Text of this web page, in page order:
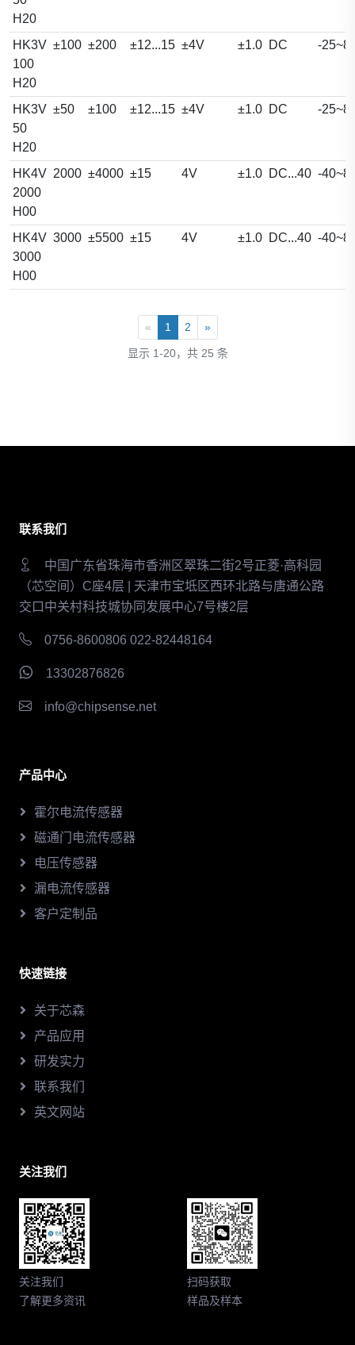
H20
HK3V
100
H20
±100 ±200 ±12...15 ±4V ±1.0 DC -
HK3V
50
H20
±50 ±100 ±12...15 ±4V ±1.0 DC -
HK4V
2000
H00
2000 ±4000 ±15 4V ±1.0 DC...40 -
HK4V
3000
H00
3000 ±5500 ±15 4V ±1.0 DC...40 -
« 1 2 »
显示 1-20，共 25 条
联系我们
中国广东省珠海市香洲区翠珠二街2号正菱·高科园
（芯空间）C座4层 | 天津市宝坻区西环北路与唐通公路
交口中关村科技城协同发展中心7号楼2层
0756-8600806 022-82448164
13302876826
info@chipsense.net
产品中心
霍尔电流传感器
磁通门电流传感器
电压传感器
漏电流传感器
客户定制品
快速链接
关于芯森
产品应用
研发实力
联系我们
英文网站
关注我们
关注我们
了解更多资讯
扫码获取
样品及样本